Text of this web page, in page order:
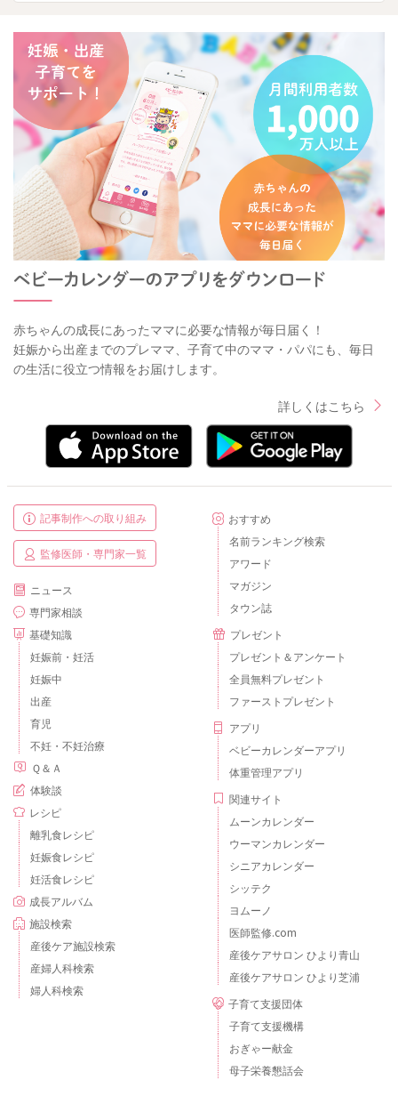
赤ちゃんの成長にあったママに必要な情報が毎日届く！
妊娠から出産までのプレママ、子育て中のママ・パパにも、毎日
の生活に役立つ情報をお届けします。
詳しくはこちら
記事制作への取り組み
監修医師・専門家一覧
ニュース
専門家相談
基礎知識
妊娠前・妊活
妊娠中
出産
育児
不妊・不妊治療
Ｑ＆Ａ
体験談
レシピ
離乳食レシピ
妊娠食レシピ
妊活食レシピ
成長アルバム
施設検索
産後ケア施設検索
産婦人科検索
婦人科検索
おすすめ
名前ランキング検索
アワード
マガジン
タウン誌
プレゼント
プレゼント＆アンケート
全員無料プレゼント
ファーストプレゼント
アプリ
ベビーカレンダーアプリ
体重管理アプリ
関連サイト
ムーンカレンダー
ウーマンカレンダー
シニアカレンダー
シッテク
ヨムーノ
医師監修.com
産後ケアサロン ひより青山
産後ケアサロン ひより芝浦
子育て支援団体
子育て支援機構
おぎゃー献金
母子栄養懇話会